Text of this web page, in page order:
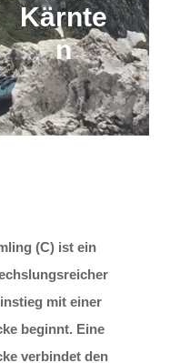
Kärnte
n
(C) ist ein
mit einer
beginnt. Eine
verbindet den